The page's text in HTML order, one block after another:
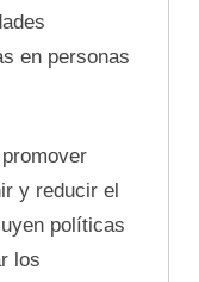
en personas
y reducir el
políticas
los